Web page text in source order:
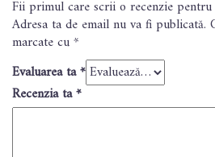
Fii primul care scrii o recenzie
Adresa ta de email nu va fi publicată.
marcate cu*
Evaluarea ta*
Recenzia ta*